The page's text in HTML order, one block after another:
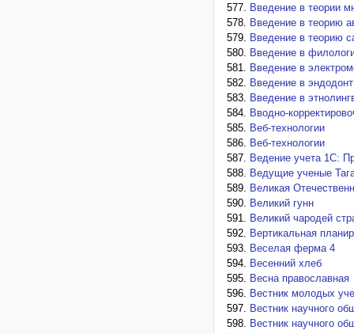
Введение в теории
Введение в теорию
Введение в теорию
Введение в
Введение в
Введение в
Введение в
Вводно-
Веб-технологии
Веб-технологии
Ведение учета 1С:
Ведущие ученые
Великая
Великий гунн
Великий чародей
Вертикальная
Веселая ферма 4
Весенний хлеб
Весна православная
Вестник молодых
Вестник научного
Вестник научного